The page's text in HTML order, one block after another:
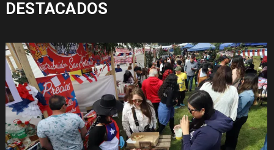
DESTACADOS